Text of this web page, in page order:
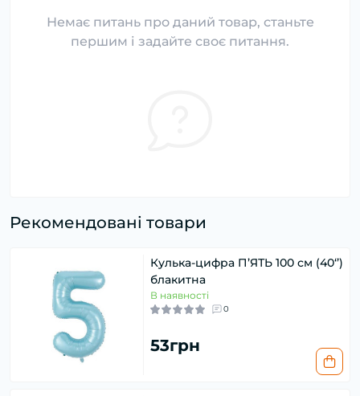
Немає питань про даний товар, станьте
першим і задайте своє питання.
Рекомендовані товари
Кулька-цифра П’ЯТЬ 100 см (40‘’)
блакитна
В наявності
0
53грн